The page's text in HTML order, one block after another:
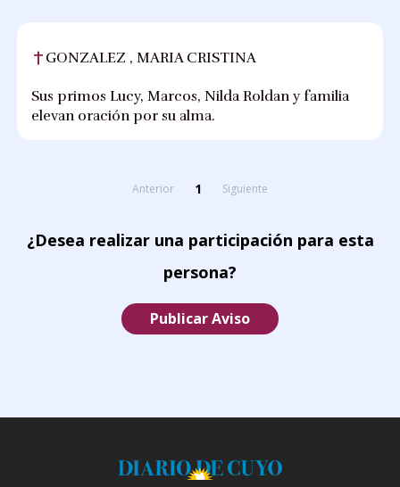
GONZALEZ , MARIA CRISTINA
Sus primos Lucy, Marcos, Nilda Roldan y familia
elevan oración por su alma.
Anterior 1 Siguiente
¿Desea realizar una participación para esta
persona?
Publicar Aviso